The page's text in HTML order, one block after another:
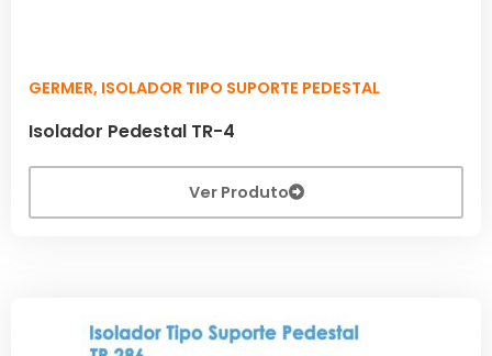
GERMER, ISOLADOR TIPO SUPORTE PEDESTAL
Isolador Pedestal TR-4
Ver Produto